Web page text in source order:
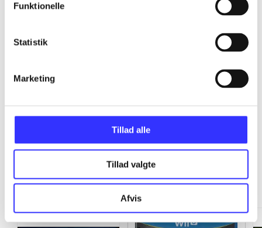
Funktionelle
Statistik
Marketing
Tillad alle
Tillad valgte
Afvis
Minder om